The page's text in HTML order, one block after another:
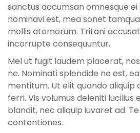
sanctus accumsan omnesque
nominavi est, mea sonet
mollis atomorum. Tritani
incorrupte consequuntur.
Mel ut fugit laudem placerat,
ne. Nominati splendide ne est,
mentitum. Ut elit quando aliquip
ferri. Vis volumus deleniti lucilius
blandit, nec aliquip iuvaret ad.
contentiones.